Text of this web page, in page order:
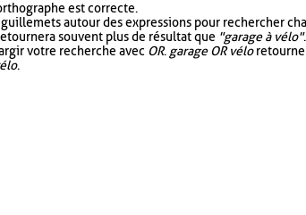
est correcte.
autour des expressions pour rechercher
souvent plus de résultat que "garage à vélo".
votre recherche avec OR. garage OR vélo
.